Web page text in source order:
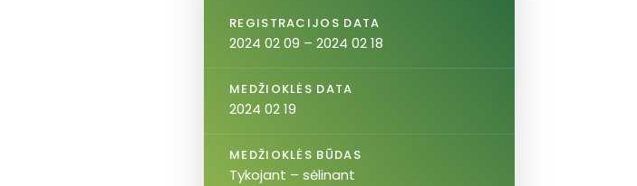
REGISTRACIJOS DATA
2024 02 09 – 2024 02 18
MEDŽIOKLĖS DATA
2024 02 19
MEDŽIOKLĖS BŪDAS
Tykojant – sėlinant